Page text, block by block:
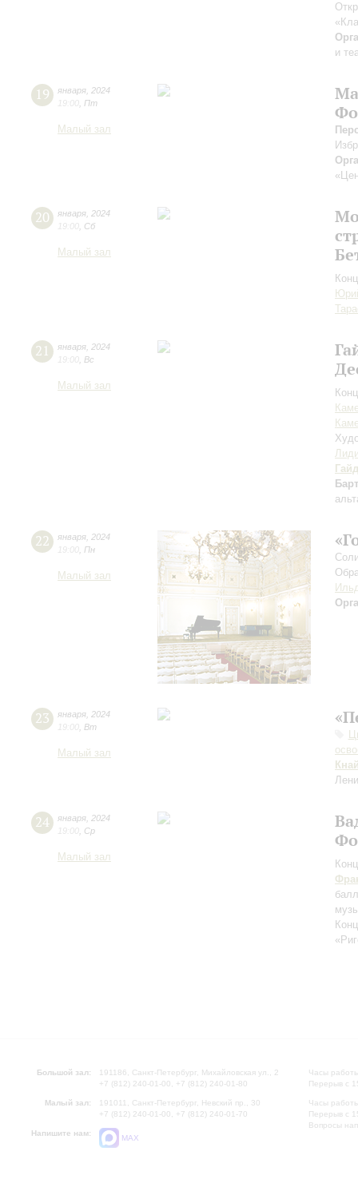
и
19 января 2024
19:00 Пт
Малый зал
20 января 2024
19:00 Сб
Малый зал
21 января 2024
19:00 Вс
Малый зал
22 января 2024
19:00 Пн
Малый зал
23 января 2024
19:00 Вт
Малый зал
24 января 2024
19:00 Ср
Малый зал
Большой зал:
191186, Санкт-Петербург, Михайловская ул., 2
+7 (812) 240-01-00, +7 (812) 240-01-80
Малый зал:
191011, Санкт-Петербург, Невский пр., 30
+7 (812) 240-01-00, +7 (812) 240-01-70
Напишите нам:
MAX
Часы
Перерыв с
Часы
Перерыв с
Вопросы